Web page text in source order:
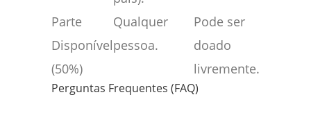
Parte
Disponível
(50%)
Qualquer
pessoa.
Pode ser
doado
livremente.
Perguntas Frequentes (FAQ)